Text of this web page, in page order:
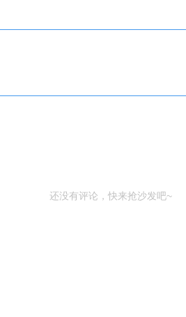
还没有评论，快来抢沙发吧~